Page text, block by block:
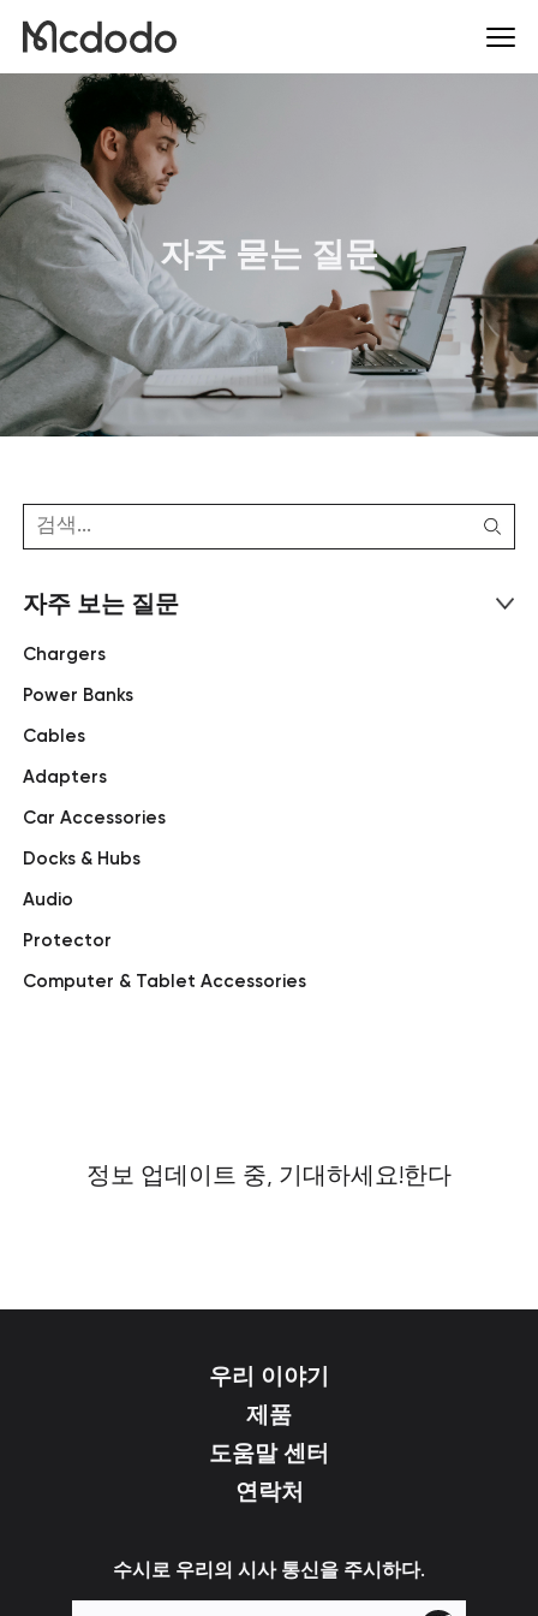
자주 묻는 질문
자주 보는 질문
Chargers
Power Banks
Cables
Adapters
Car Accessories
Docks & Hubs
Audio
Protector
Computer & Tablet Accessories
정보 업데이트 중, 기대하세요!한다
우리 이야기
제품
도움말 센터
연락처
수시로 우리의 시사 통신을 주시하다.